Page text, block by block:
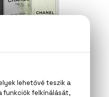
CHANEL
41.000 Ft -tól